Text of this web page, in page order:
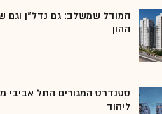
המודל שמשלב: גם נדל"ן וגם
ההון
סטנדרט המגורים התל אביבי
ליהוד